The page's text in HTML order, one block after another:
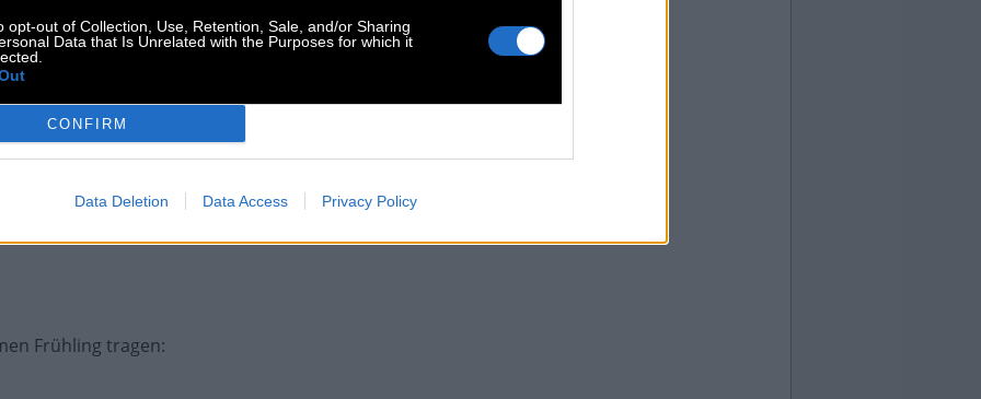
opt-out of Collection, Use, Retention, Sale, and/or Sharing
Data that Is Unrelated with the Purposes for which it
CONFIRM
Data Deletion Data Access Privacy Policy
:
Frühling tragen: